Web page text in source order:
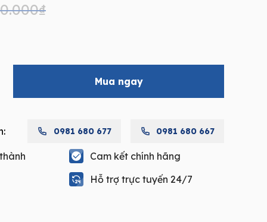
₫
Mua ngay
0981 680 677 0981 680 667
Cam kết chính hãng
Hỗ trợ trực tuyến 24/7